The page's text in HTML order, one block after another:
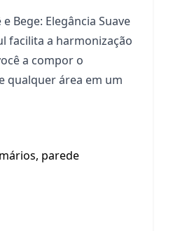
Bege: Elegância Suave
facilita a harmonização
a compor o
qualquer área em um
parede